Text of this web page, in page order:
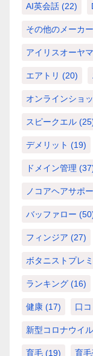
AI英会話 (22)
その他のメーカー
アイリスオーヤマ
エアトリ (20)
オンラインショ
スピークエル
デメリット (19)
ドメイン管理
ノコアヘアサポ
バッファロー
フィンジア (27)
ボタニストプレ
ランキング (16)
健康 (17) 口コ
新型コロナウイ
育毛 (19) 育毛